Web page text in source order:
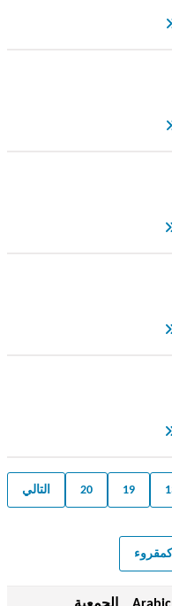
19
20 التالي
كمقروء